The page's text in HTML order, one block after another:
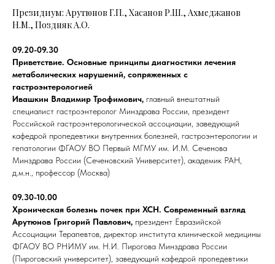
Президиум: Арутюнов Г.П., Хасанов Р.Ш., Ахмеджанов
Н.М., Поздняк А.О.
09.20-09.30
Приветствие. Основные принципы диагностики лечения
метаболических нарушений, сопряженных с
гастроэнтерологией
Ивашкин Владимир Трофимович, главный внештатный
специалист гастроэнтеролог Минздрава России, президент
Российской гастроэнтерологической ассоциации, заведующий
кафедрой пропедевтики внутренних болезней, гастроэнтерологии и
гепатологии ФГАОУ ВО Первый МГМУ им. И.М. Сеченова
Минздрава России (Сеченовский Университет), академик РАН,
д.м.н., профессор (Москва)
09.30-10.00
Хроническая болезнь почек при ХСН. Современный взгляд
Арутюнов Григорий Павлович, президент Евразийской
Ассоциации Терапевтов, директор института клинической медицины
ФГАОУ ВО РНИМУ им. Н.И. Пирогова Минздрава России
(Пироговский университет), заведующий кафедрой пропедевтики